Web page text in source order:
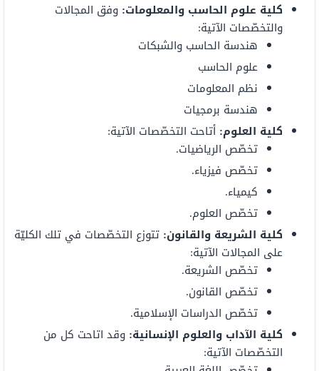
كلية علوم الحاسب والمعلومات: وفق المجالات
والتخصّصات الآتية:
هندسة الحاسب والشبكات
علوم الحاسب
نظم المعلومات
هندسة برمجيات
كلية العلوم: أتاحت التخصّصات الآتية:
تخصّص الرياضيات.
تخصّص فيزياء.
كيمياء.
تخصّص العلوم.
كلية الشريعة والقانون: تتوزع التخصّصات في تلك الكليّة
على المجالات الآتية:
تخصّص الشريعة.
تخصّص القانون.
تخصّص الدراسات الإسلامية.
كلية الآداب والعلوم الإنسانية: وقد اتاحت كل من
التخصّصات الآتية: